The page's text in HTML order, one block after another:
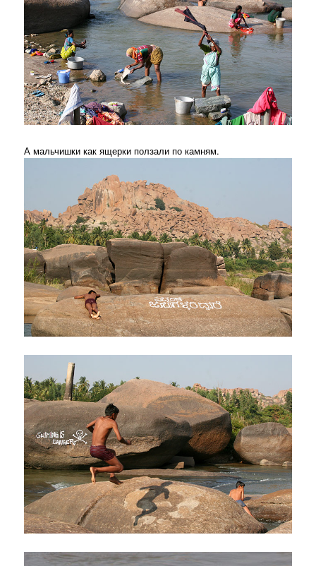
А мальчишки как ящерки ползали по камням.